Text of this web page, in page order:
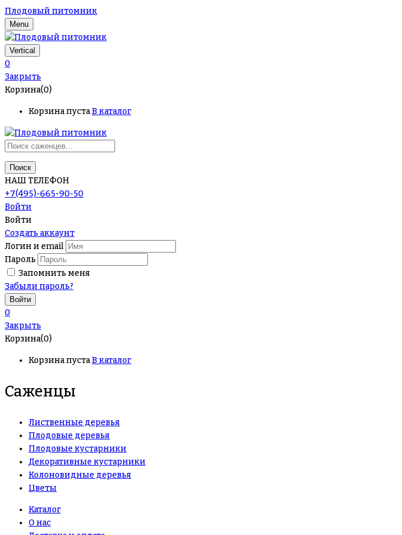
Плодовый питомник
Menu
Vertical
0
Закрыть
Корзина(0)
Корзина пустаВ каталог
Поиск
НАШ ТЕЛЕФОН
+7(495)-665-90-50
Войти
Войти
Создать аккаунт
Логин и email
Пароль
Запомнить меня
Забыли пароль?
0
Закрыть
Корзина(0)
Корзина пустаВ каталог
Саженцы
Лиственные деревья
Плодовые деревья
Плодовые кустарники
Декоративные кустарники
Колоновидные деревья
Цветы
Каталог
О нас